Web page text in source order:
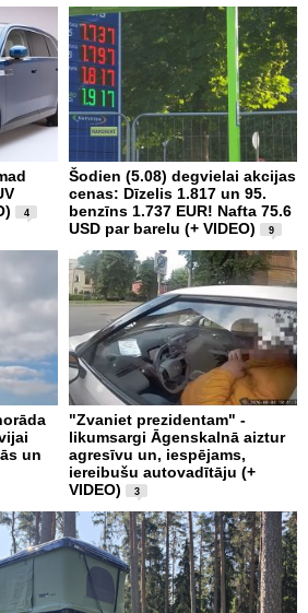
4
Šodien (5.08) degvielai akcijas
cenas: Dīzelis 1.817 un 95.
benzīns 1.737 EUR! Nafta 75.6
USD par barelu (+ VIDEO)
9
un
"Zvaniet prezidentam" -
likumsargi Āgenskalnā aiztur
agresīvu un, iespējams,
iereibušu autovadītāju (+
VIDEO)
3